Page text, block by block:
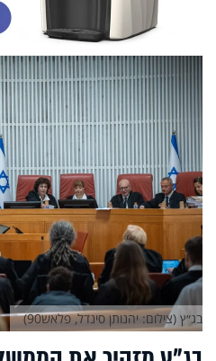
בג״ץ (צילום: יהנותן סינדל, פלאש90)